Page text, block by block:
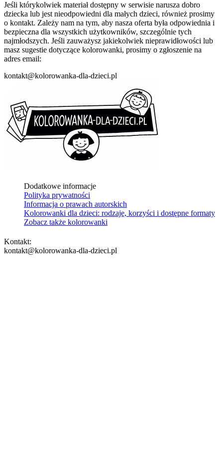
Jeśli którykolwiek materiał dostępny w serwisie narusza dobro
dziecka lub jest nieodpowiedni dla małych dzieci, również prosimy
o kontakt. Zależy nam na tym, aby nasza oferta była odpowiednia i
bezpieczna dla wszystkich użytkowników, szczególnie tych
najmłodszych. Jeśli zauważysz jakiekolwiek nieprawidłowości lub
masz sugestie dotyczące kolorowanki, prosimy o zgłoszenie na
adres email:
kontakt@kolorowanka-dla-dzieci.pl
Dodatkowe informacje
Polityka prywatności
Informacja o prawach autorskich
Kolorowanki dla dzieci: rodzaje, korzyści i dostępne formaty
Zobacz także kolorowanki
Kontakt:
kontakt@kolorowanka-dla-dzieci.pl